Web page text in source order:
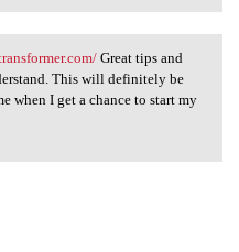
Great tips and
This will definitely be
when I get a chance to start my